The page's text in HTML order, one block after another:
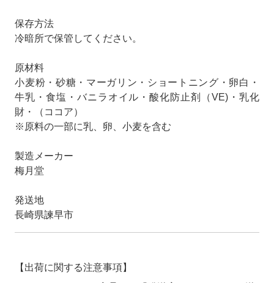
保存方法
冷暗所で保管してください。
原材料
小麦粉・砂糖・マーガリン・ショートニング・卵白・
牛乳・食塩・バニラオイル・酸化防止剤（VE)・乳化
財・（ココア）
※原料の一部に乳、卵、小麦を含む
製造メーカー
梅月堂
発送地
長崎県諫早市
【出荷に関する注意事項】